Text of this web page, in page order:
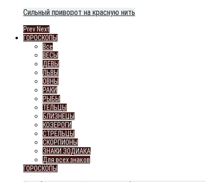
Сильный приворот на красную нить
Prev Next
ГОРОСКОПЫ
Все
ВЕСЫ
ДЕВЫ
ЛЬВЫ
ОВНЫ
РАКИ
РЫБЫ
ТЕЛЬЦЫ
БЛИЗНЕЦЫ
КОЗЕРОГИ
СТРЕЛЬЦЫ
СКОРПИОНЫ
ЗНАКИ ЗОДИАКА
Для всех знаков
ГОРОСКОПЫ